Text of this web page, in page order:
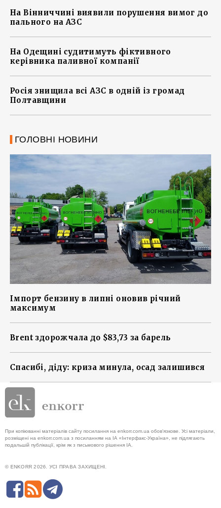
На Вінниччині виявили порушення вимог до
пального на АЗС
На Одещині судитимуть фіктивного
керівника паливної компанії
Росія знищила всі АЗС в одній із громад
Полтавщини
ГОЛОВНІ НОВИНИ
Імпорт бензину в липні оновив річний
максимум
Brent здорожчала до $83,73 за барель
Спасибі, діду: криза минула, осад залишився
При копіюванні матеріалів сайту посилання на enkorr.com.ua обов'язкове. Усі матеріали,
розміщені на enkorr.com.ua з посиланням на ІА «Інтерфакс-Україна», не підлягають
подальшій публікації, крім як з письмового рішення ІА.
© ENKORR 2026. УСІ ПРАВА ЗАХИЩЕНІ.